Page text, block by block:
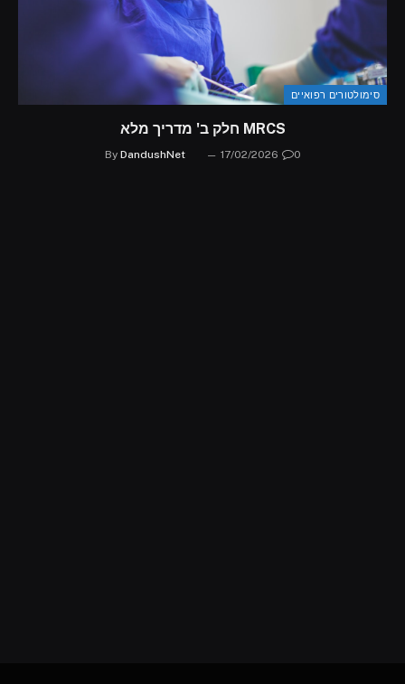
סימולטורים רפואיים
MRCS חלק ב' מדריך מלא
By DandushNet 17/02/2026 0